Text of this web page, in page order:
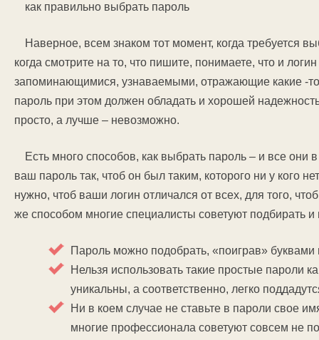
как правильно выбрать пароль
Наверное, всем знаком тот момент, когда требуется
когда смотрите на то, что пишите, понимаете, что и
запоминающимися, узнаваемыми, отражающие какие -
пароль при этом должен обладать и хорошей
просто, а лучше – невозможно.
Есть много способов, как выбрать пароль – и все
ваш пароль так, чтоб он был таким, которого ни у кого
нужно, чтоб ваши логин отличался от всех, для того,
же способом многие специалисты советуют подбирать и
Пароль можно подобрать, «поиграв»
Нельзя использовать такие простые пароли
уникальны, а соответственно, легко
Ни в коем случае не ставьте в пароли свое
многие профессионала советуют совсем не